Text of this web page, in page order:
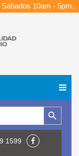
10am - 5pm.
Botón de búsqueda
1599